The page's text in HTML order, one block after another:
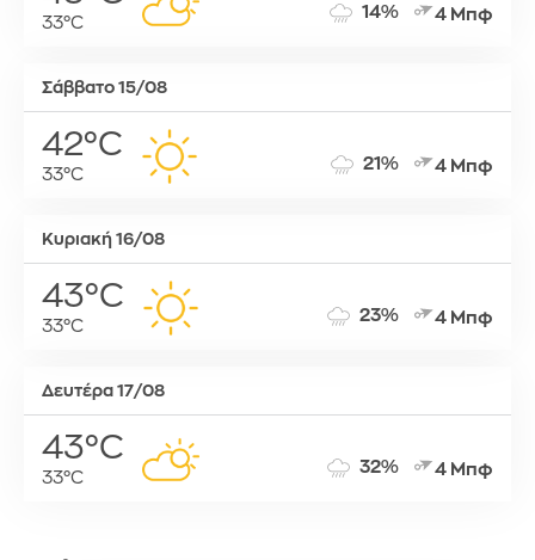
33°C
14% 4 Μπφ
Σάββατο 15/08
42°C
33°C
21% 4 Μπφ
Κυριακή 16/08
43°C
33°C
23% 4 Μπφ
Δευτέρα 17/08
43°C
33°C
32% 4 Μπφ